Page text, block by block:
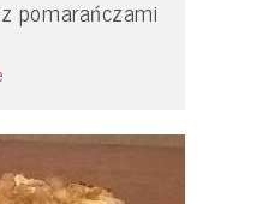
pomarańczami